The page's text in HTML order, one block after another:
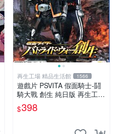
再生工場 精品生活館 1566
遊戲片 PSVITA 假面騎士-鬪
騎大戰 創生 純日版 再生工場
01
$398